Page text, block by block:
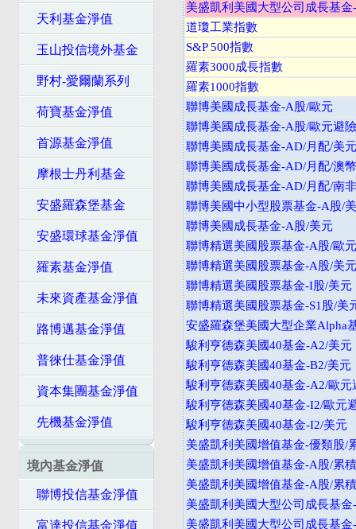
天利基金淨值
玉山投信境外基金
野村-愛爾蘭系列
荷寶基金淨值
首源基金淨值
摩根士丹利基金
安盛羅森堡基金
安盛環球基金淨值
羅素基金淨值
未來資產基金淨值
路博邁基金淨值
普徠仕基金淨值
資本集團基金淨值
先機基金淨值
境內基金淨值
聯博投信基金淨值
富達投信基金淨值
美盛凱利美國大型公司成長基
道瓊工業指數
S&P 500指數
羅素3000成長指數
羅素1000指數
聯博美國成長基金-A股/歐元
聯博美國成長基金-A股/歐元避險
聯博美國成長基金-AD/月配/美元
聯博美國成長基金-AD/月配/澳
聯博美國成長基金-AD/月配/南
聯博美國中小型股票基金-A股/
聯博美國成長基金-A股/美元
聯博精選美國股票基金-A股/歐元
聯博精選美國股票基金-A股/美元
聯博精選美國股票基金-I股/美元
聯博精選美國股票基金-S1股/美
安盛羅森堡美國大型企業Alpha
駿利亨德森美國40基金-A2/美元
駿利亨德森美國40基金-B2/美元
駿利亨德森美國40基金-A2/歐元
駿利亨德森美國40基金-I2/歐元
駿利亨德森美國40基金-I2/美元
美盛凱利美國增值基金-優類股/
美盛凱利美國增值基金-A股/累
美盛凱利美國增值基金-A股/累
美盛凱利美國大型公司成長基
美盛凱利美國大型公司成長基